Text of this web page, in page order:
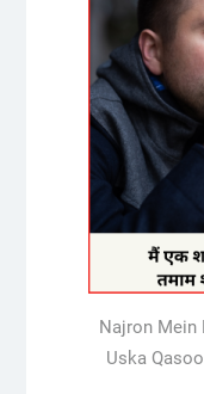
Najron Mein
Uska